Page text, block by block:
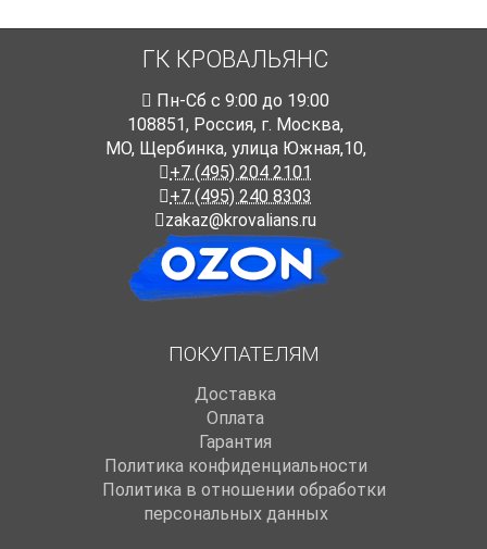
ГК КРОВАЛЬЯНС
Пн-Cб с 9:00 до 19:00
108851, Россия, г. Москва,
МО, Щербинка, улица Южная,10,
+7 (495) 204 2101
+7 (495) 240 8303
zakaz@krovalians.ru
ПОКУПАТЕЛЯМ
Доставка
Оплата
Гарантия
Политика конфиденциальности
Политика в отношении обработки
персональных данных